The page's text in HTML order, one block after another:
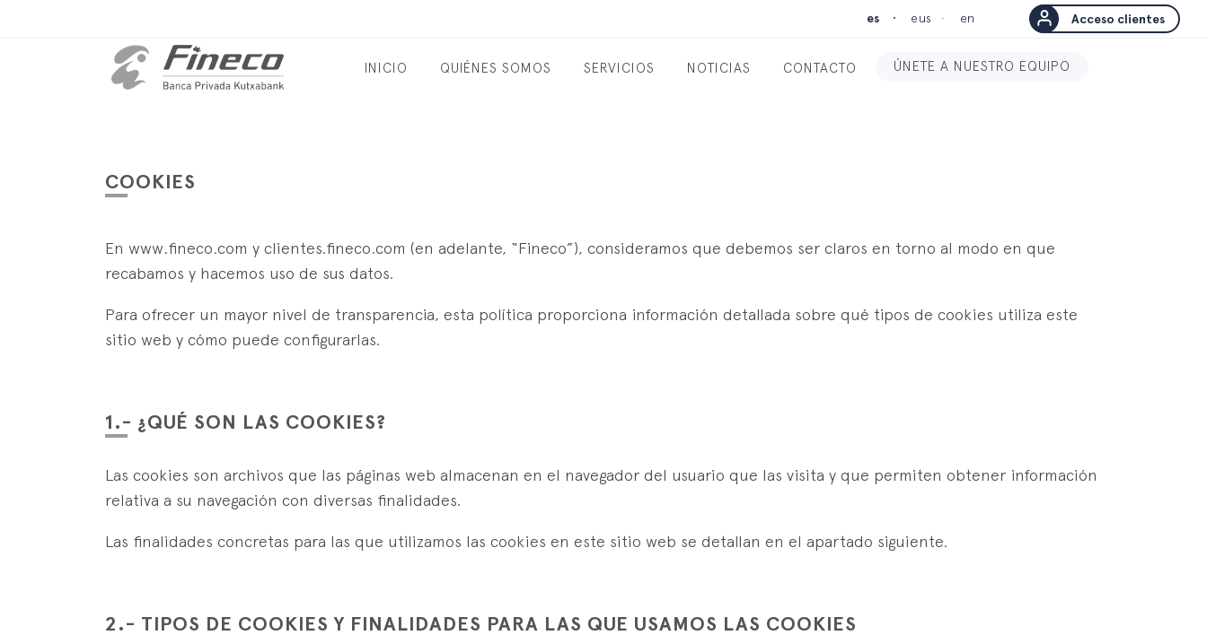
es eus en Acceso clientes
INICIO QUIÉNES SOMOS SERVICIOS NOTICIAS CONTACTO ÚNETE A NUESTRO EQUIPO
COOKIES
En www.fineco.com y clientes.fineco.com (en adelante, “Fineco”), consideramos que debemos ser claros en torno al modo en que
recabamos y hacemos uso de sus datos.
Para ofrecer un mayor nivel de transparencia, esta política proporciona información detallada sobre qué tipos de cookies utiliza este
sitio web y cómo puede configurarlas.
1.- ¿QUÉ SON LAS COOKIES?
Las cookies son archivos que las páginas web almacenan en el navegador del usuario que las visita y que permiten obtener información
relativa a su navegación con diversas finalidades.
Las finalidades concretas para las que utilizamos las cookies en este sitio web se detallan en el apartado siguiente.
2.- TIPOS DE COOKIES Y FINALIDADES PARA LAS QUE USAMOS LAS COOKIES